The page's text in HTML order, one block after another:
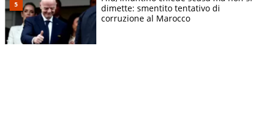
dimette: smentito tentativo di
corruzione al Marocco